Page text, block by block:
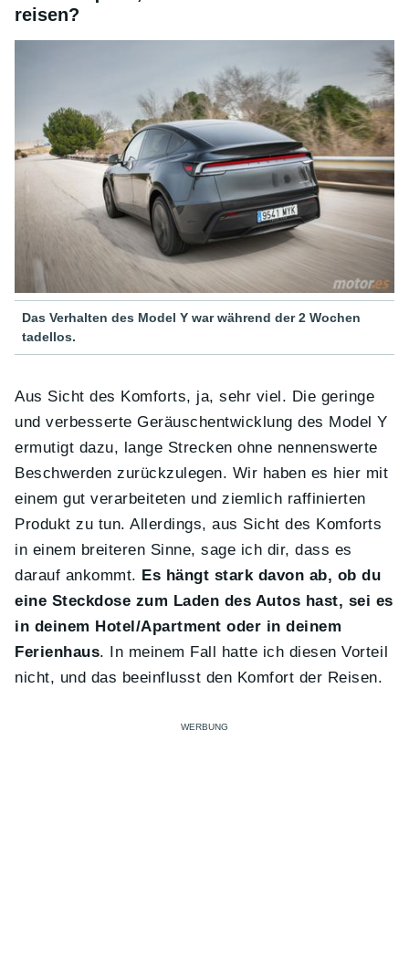
reisen?
Das Verhalten des Model Y war während der 2 Wochen
tadellos.
Aus Sicht des Komforts, ja, sehr viel. Die geringe
und verbesserte Geräuschentwicklung des Model Y
ermutigt dazu, lange Strecken ohne nennenswerte
Beschwerden zurückzulegen. Wir haben es hier mit
einem gut verarbeiteten und ziemlich raffinierten
Produkt zu tun. Allerdings, aus Sicht des Komforts
in einem breiteren Sinne, sage ich dir, dass es
darauf ankommt. Es hängt stark davon ab, ob du
eine Steckdose zum Laden des Autos hast, sei es
in deinem Hotel/Apartment oder in deinem
Ferienhaus. In meinem Fall hatte ich diesen Vorteil
nicht, und das beeinflusst den Komfort der Reisen.